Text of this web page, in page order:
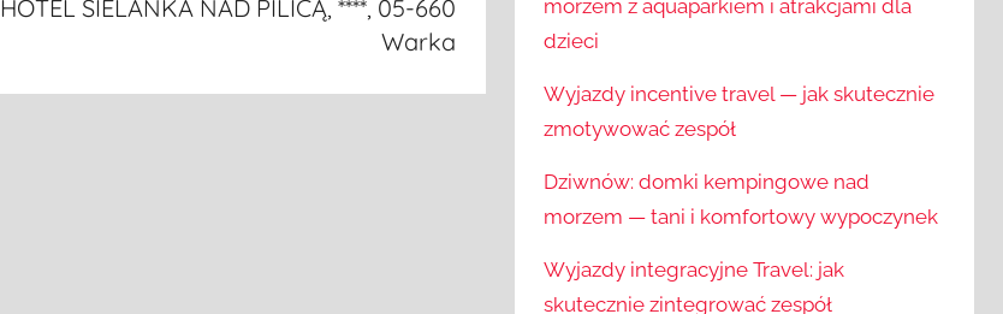
HOTEL SIELANKA NAD PILICĄ, ****, 05-660
Warka
morzem z aquaparkiem i atrakcjami dla
dzieci
Wyjazdy incentive travel — jak skutecznie
zmotywować zespół
Dziwnów: domki kempingowe nad
morzem — tani i komfortowy wypoczynek
Wyjazdy integracyjne Travel: jak
skutecznie zintegrować zespół